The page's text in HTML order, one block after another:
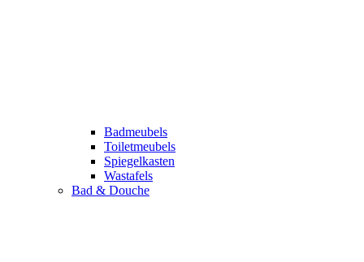
Badmeubels
Toiletmeubels
Spiegelkasten
Wastafels
Bad & Douche